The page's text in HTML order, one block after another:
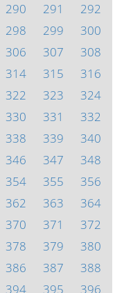
290 291
292
298 299
300
306 307
308
314 315
316
322 323
324
330 331
332
338 339
340
346 347
348
354 355
356
362 363
364
370 371
372
378 379
380
386 387
388
394 395 396